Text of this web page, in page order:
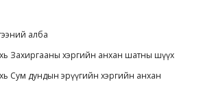
алба
Захиргааны хэргийн анхан шатны шүүх
Сум дундын эрүүгийн хэргийн анхан